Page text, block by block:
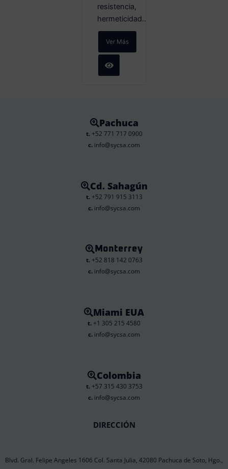
resistencia,
hermeticidad...
Ver Más
Pachuca
t.+52 771 717 0900
c. info@sycsa.com
Cd. Sahagún
t.+52 791 915 3113
c. info@sycsa.com
Monterrey
t.+52 818 142 0763
c. info@sycsa.com
Miami EUA
t. +1 305 215 4580
c. info@sycsa.com
Colombia
t.+57 315 430 3753
c. info@sycsa.com
DIRECCIÓN
Blvd. Gral. Felipe Angeles 1606 Col. Santa Julia, 42080 Pachuca de Soto, Hgo.,